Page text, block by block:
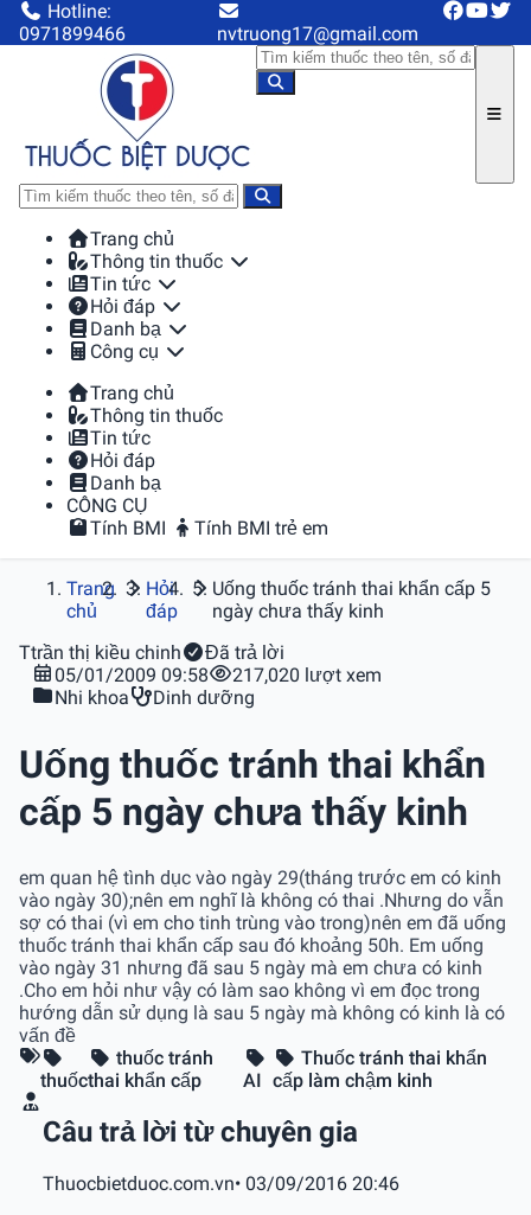
Hotline:
0971899466
nvtruong17@gmail.com
Trang chủ
Thông tin thuốc
Tin tức
Hỏi đáp
Danh bạ
Công cụ
Trang chủ
Thông tin thuốc
Tin tức
Hỏi đáp
Danh bạ
CÔNG CỤ
Tính BMI
Tính BMI trẻ em
Trang
chủ
Hỏi
đáp
Uống thuốc tránh thai khẩn cấp 5
ngày chưa thấy kinh
Ttrần thị kiều chinh
Đã trả lời
05/01/2009 09:58
217,020 lượt xem
Nhi khoa
Dinh dưỡng
Uống thuốc tránh thai khẩn
cấp 5 ngày chưa thấy kinh
em quan hệ tình dục vào ngày 29(tháng trước em có kinh
vào ngày 30);nên em nghĩ là không có thai .Nhưng do vẫn
sợ có thai (vì em cho tinh trùng vào trong)nên em đã uống
thuốc tránh thai khẩn cấp sau đó khoảng 50h. Em uống
vào ngày 31 nhưng đã sau 5 ngày mà em chưa có kinh
.Cho em hỏi như vậy có làm sao không vì em đọc trong
hướng dẫn sử dụng là sau 5 ngày mà không có kinh là có
vấn đề
thuốc
thuốc tránh
thai khẩn cấp
AI
Thuốc tránh thai khẩn
cấp làm chậm kinh
Câu trả lời từ chuyên gia
Thuocbietduoc.com.vn• 03/09/2016 20:46